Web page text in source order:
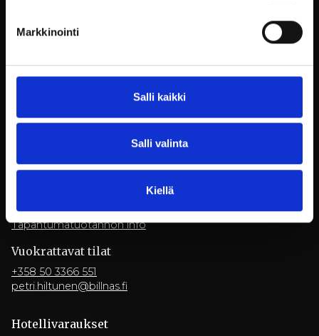
Markkinointi
Salli kaikki
Salli valinta
Kiellä
+358 9 3154 9070
restaurant@billnas.fi
Töihin meille
Tapahtumatuotannon info
Vuokrattavat tilat
+358 50 3366 551
petri.hiltunen@billnas.fi
Hotelli­varaukset